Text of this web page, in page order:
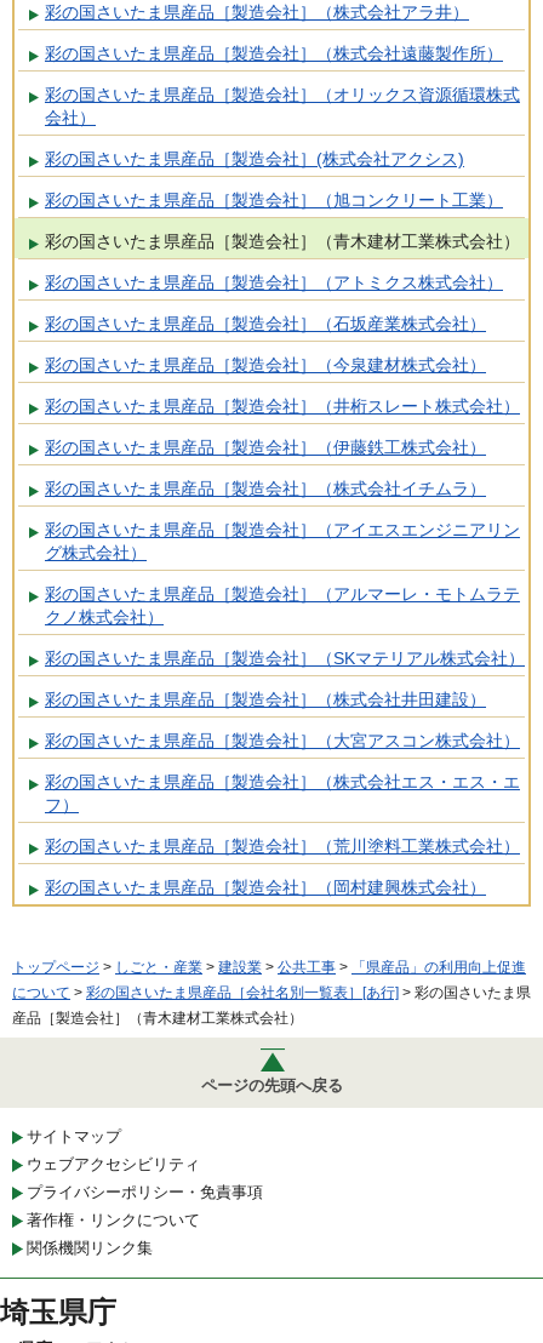
彩の国さいたま県産品［製造会社］（株式会社アラ井）
彩の国さいたま県産品［製造会社］（株式会社遠藤製作所）
彩の国さいたま県産品［製造会社］（オリックス資源循環株式
会社）
彩の国さいたま県産品［製造会社］(株式会社アクシス)
彩の国さいたま県産品［製造会社］（旭コンクリート工業）
彩の国さいたま県産品［製造会社］（青木建材工業株式会社）
彩の国さいたま県産品［製造会社］（アトミクス株式会社）
彩の国さいたま県産品［製造会社］（石坂産業株式会社）
彩の国さいたま県産品［製造会社］（今泉建材株式会社）
彩の国さいたま県産品［製造会社］（井桁スレート株式会社）
彩の国さいたま県産品［製造会社］（伊藤鉄工株式会社）
彩の国さいたま県産品［製造会社］（株式会社イチムラ）
彩の国さいたま県産品［製造会社］（アイエスエンジニアリン
グ株式会社）
彩の国さいたま県産品［製造会社］（アルマーレ・モトムラテ
クノ株式会社）
彩の国さいたま県産品［製造会社］（SKマテリアル株式会社）
彩の国さいたま県産品［製造会社］（株式会社井田建設）
彩の国さいたま県産品［製造会社］（大宮アスコン株式会社）
彩の国さいたま県産品［製造会社］（株式会社エス・エス・エ
フ）
彩の国さいたま県産品［製造会社］（荒川塗料工業株式会社）
彩の国さいたま県産品［製造会社］（岡村建興株式会社）
トップページ > しごと・産業 > 建設業 > 公共工事 >
「県産品」の利用向上促進
について > 彩の国さいたま県産品［会社名別一覧表］[あ行] > 彩の国さいたま県
産品［製造会社］（青木建材工業株式会社）
ページの先頭へ戻る
サイトマップ
ウェブアクセシビリティ
プライバシーポリシー・免責事項
著作権・リンクについて
関係機関リンク集
埼玉県庁